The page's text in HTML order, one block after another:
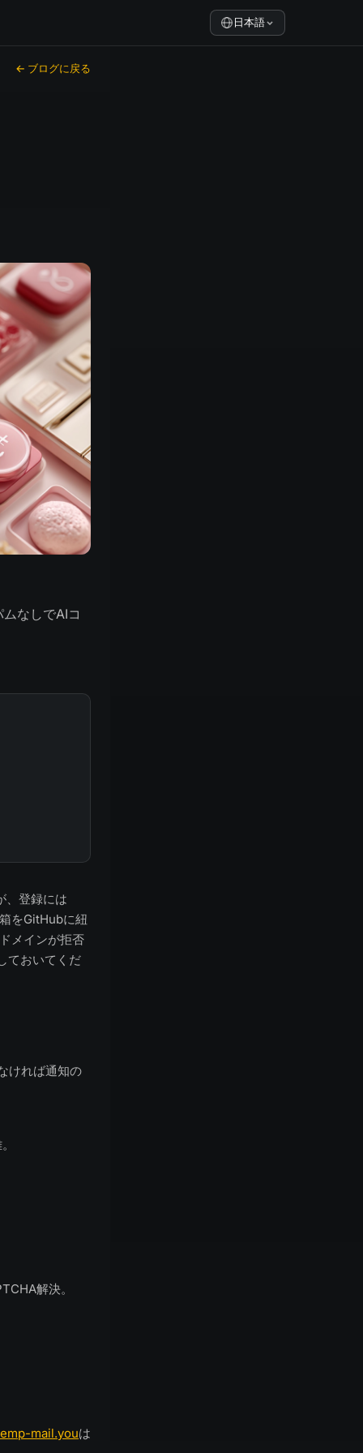
日本語
← ブログに戻る
なしでAIコ
、登録には
をGitHubに紐
メインが拒否
ておいてくだ
ければ通知の
解決。
mail.youは